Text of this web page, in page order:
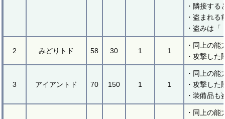
・隣接す
・盗まれる
・盗みは「
2 みどりトド 58 30 1 1
・同上の能
・攻撃し
3 アイアントド 70 150 1 1
・同上の能
・攻撃した
・装備品
・同上の能